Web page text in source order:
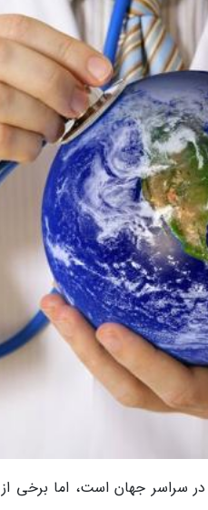
جهان است، اما برخی